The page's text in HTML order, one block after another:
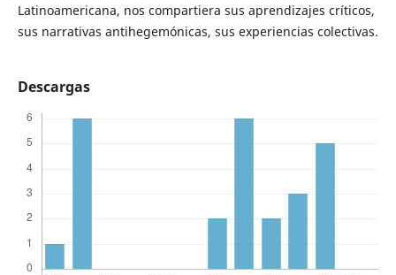
Latinoamericana, nos compartiera sus aprendizajes críticos,
sus narrativas antihegemónicas, sus experiencias colectivas.
Descargas